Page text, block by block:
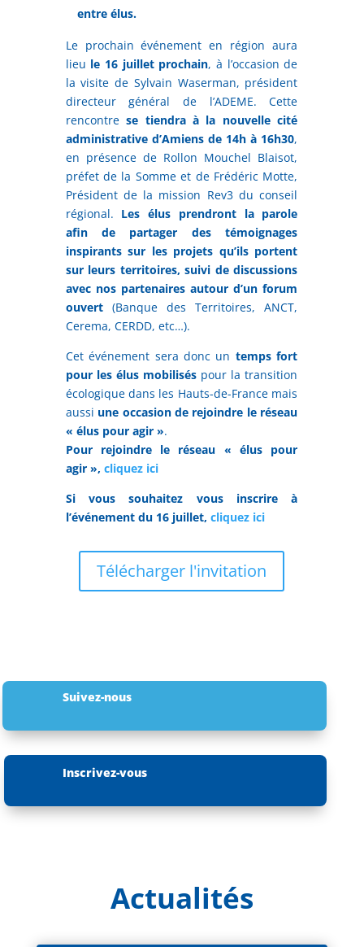
entre élus.
Le prochain événement en région aura
lieu le 16 juillet prochain, à l’occasion de
la visite de Sylvain Waserman, président
directeur général de l’ADEME. Cette
rencontrese tiendra à la nouvelle cité
administrative d’Amiens de 14h à 16h30,
en présence de Rollon Mouchel Blaisot,
préfet de la Somme et de Frédéric Motte,
Président de la mission Rev3 du conseil
régional. Les élus prendront la parole
afin de partager des témoignages
inspirants sur les projets qu’ils portent
sur leurs territoires, suivi de discussions
avec nos partenaires autour d’un forum
ouvert(Banque des Territoires, ANCT,
Cerema, CERDD, etc…).
Cet événement sera donc un temps fort
pour les élus mobiliséspour la transition
écologique dans les Hauts-de-France mais
aussi une occasion de rejoindre le réseau
« élus pour agir ».
Pour rejoindre le réseau « élus pour
agir », cliquez ici
Si vous souhaitez vous inscrire à
l’événement du 16 juillet, cliquez ici
Télécharger l'invitation
Suivez-nous
Inscrivez-vous
Actualités